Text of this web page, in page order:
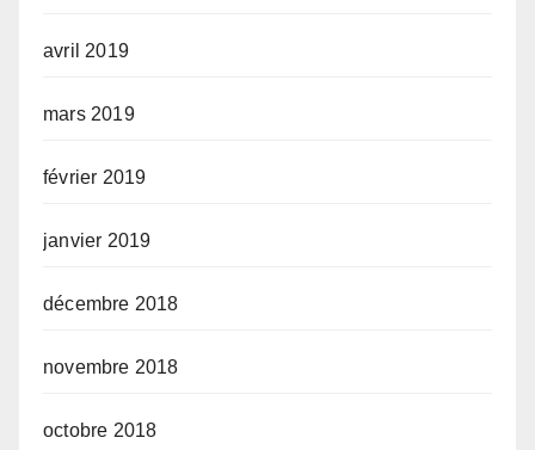
avril 2019
mars 2019
février 2019
janvier 2019
décembre 2018
novembre 2018
octobre 2018